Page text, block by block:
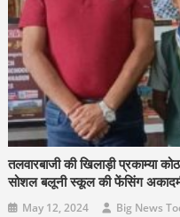
तलवारबाजी की खिलाड़ी प्रकाम्या
सोशल बलूनी स्कूल की फेंसिंग अकादमी
May 12, 2024 Big News